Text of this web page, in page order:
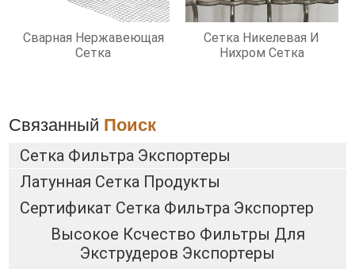
Сварная Нержавеющая
Сетка
Сетка Никелевая И
Нихром Сетка
Связанный Поиск
Сетка Фильтра Экспортеры
Латунная Сетка Продукты
Сертификат Сетка Фильтра Экспортер
Высокое Ксчество Фильтры Для
Экструдеров Экспортеры